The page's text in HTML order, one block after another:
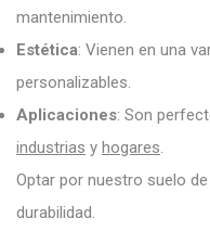
mantenimiento.
Estética: Vienen en una
personalizables.
Aplicaciones: Son
industrias y hogares.
Optar por nuestro suelo de
durabilidad.